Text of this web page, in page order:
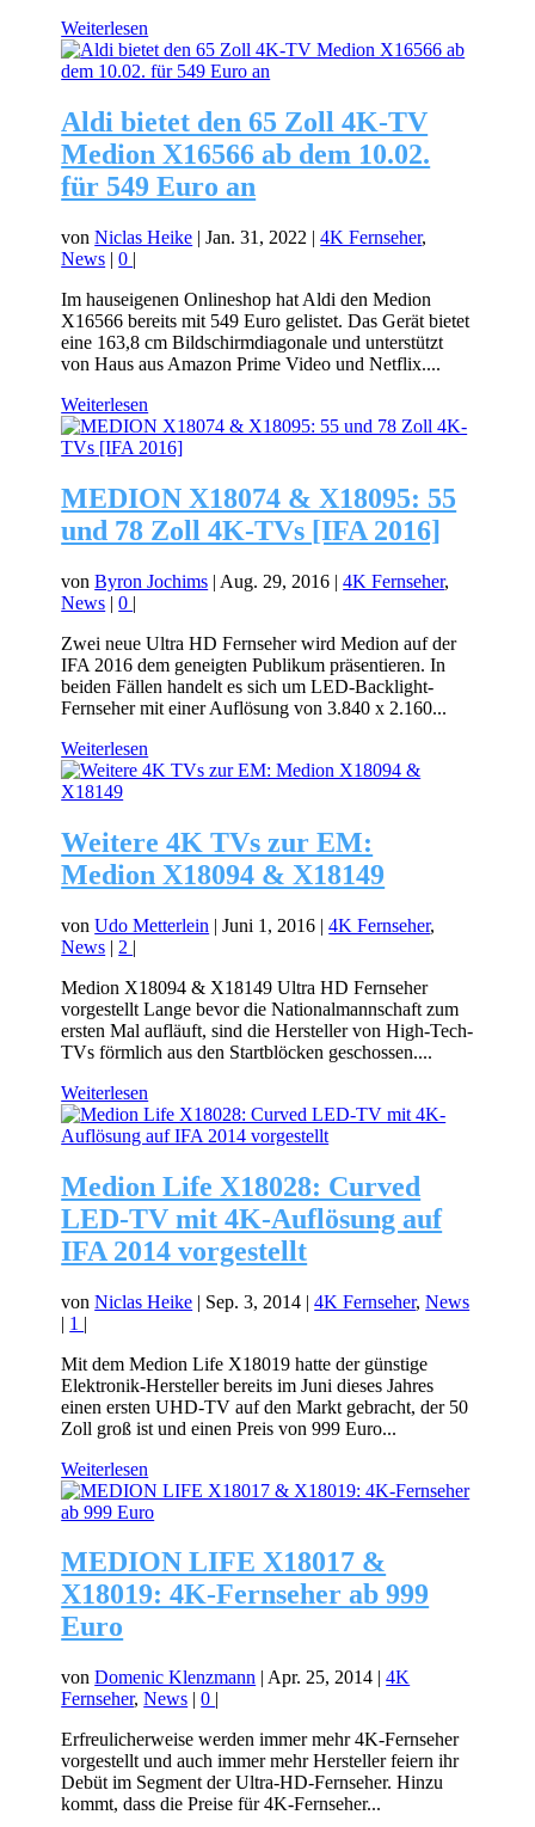
Weiterlesen
Aldi bietet den 65 Zoll 4K-TV
Medion X16566 ab dem 10.02.
für 549 Euro an
vonNiclas Heike |Jan. 31, 2022 |4K Fernseher,
News |0 |
Im hauseigenen Onlineshop hat Aldi den Medion
X16566 bereits mit 549 Euro gelistet. Das Gerät bietet
eine 163,8 cm Bildschirmdiagonale und unterstützt
von Haus aus Amazon Prime Video und Netflix....
Weiterlesen
MEDION X18074 & X18095: 55
und 78 Zoll 4K-TVs [IFA 2016]
vonByron Jochims | Aug. 29, 2016 |4K Fernseher,
News |0 |
Zwei neue Ultra HD Fernseher wird Medion auf der
IFA 2016 dem geneigten Publikum präsentieren. In
beiden Fällen handelt es sich um LED-Backlight-
Fernseher mit einer Auflösung von 3.840 x 2.160...
Weiterlesen
Weitere 4K TVs zur EM:
Medion X18094 & X18149
vonUdo Metterlein |Juni 1, 2016 |4K Fernseher,
News | 2 |
Medion X18094 & X18149 Ultra HD Fernseher
vorgestellt Lange bevor die Nationalmannschaft zum
ersten Mal aufläuft, sind die Hersteller von High-Tech-
TVs förmlich aus den Startblöcken geschossen....
Weiterlesen
Medion Life X18028: Curved
LED-TV mit 4K-Auflösung auf
IFA 2014 vorgestellt
vonNiclas Heike | Sep. 3, 2014 |4K Fernseher,News
| 1 |
Mit dem Medion Life X18019 hatte der günstige
Elektronik-Hersteller bereits im Juni dieses Jahres
einen ersten UHD-TV auf den Markt gebracht, der 50
Zoll groß ist und einen Preis von 999 Euro...
Weiterlesen
MEDION LIFE X18017 &
X18019: 4K-Fernseher ab 999
Euro
vonDomenic Klenzmann | Apr. 25, 2014 |4K
Fernseher,News |0 |
Erfreulicherweise werden immer mehr 4K-Fernseher
vorgestellt und auch immer mehr Hersteller feiern ihr
Debüt im Segment der Ultra-HD-Fernseher. Hinzu
kommt, dass die Preise für 4K-Fernseher...